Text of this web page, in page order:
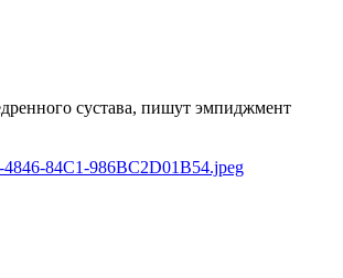
сустава, пишут эмпиджмент